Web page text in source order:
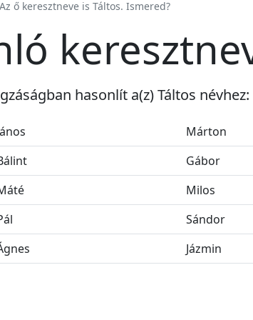
Az ő keresztneve is Táltos. Ismered?
hasonlít a(z) Táltos névhez:
Márton
Gábor
Milos
Sándor
Jázmin